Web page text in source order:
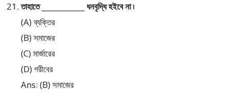
তাহাতে ____________ ধনবৃদ্ধি হইবে না ৷
(A) ব্যক্তির
(B) সমাজের
(C) মার্জারের
(D) গরীবের
Ans: (B) সমাজের